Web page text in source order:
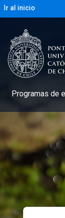
Ir al inicio
Programas de